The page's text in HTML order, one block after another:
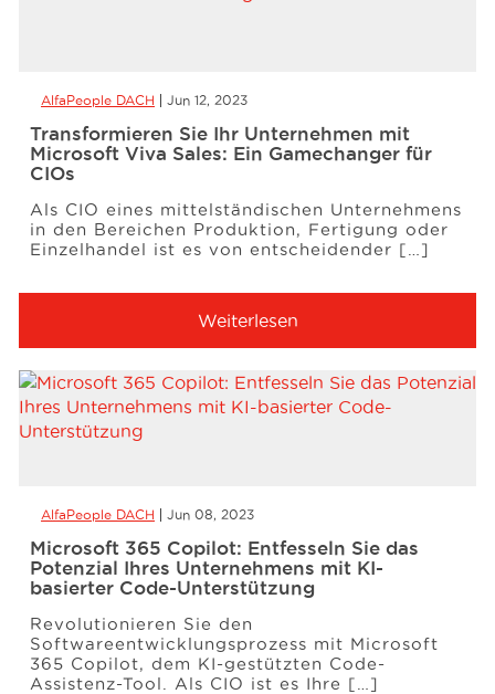
AlfaPeople DACH Jun 12, 2023
Transformieren Sie Ihr Unternehmen mit
Microsoft Viva Sales: Ein Gamechanger für
CIOs
Als CIO eines mittelständischen Unternehmens
in den Bereichen Produktion, Fertigung oder
Einzelhandel ist es von entscheidender […]
Weiterlesen
AlfaPeople DACH Jun 08, 2023
Microsoft 365 Copilot: Entfesseln Sie das
Potenzial Ihres Unternehmens mit KI-
basierter Code-Unterstützung
Revolutionieren Sie den
Softwareentwicklungsprozess mit Microsoft
365 Copilot, dem KI-gestützten Code-
Assistenz-Tool. Als CIO ist es Ihre […]